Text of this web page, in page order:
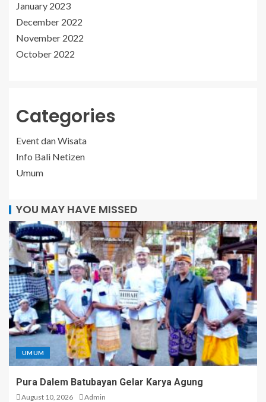
January 2023
December 2022
November 2022
October 2022
Categories
Event dan Wisata
Info Bali Netizen
Umum
YOU MAY HAVE MISSED
UMUM
Pura Dalem Batubayan Gelar Karya Agung
August 10, 2026 Admin